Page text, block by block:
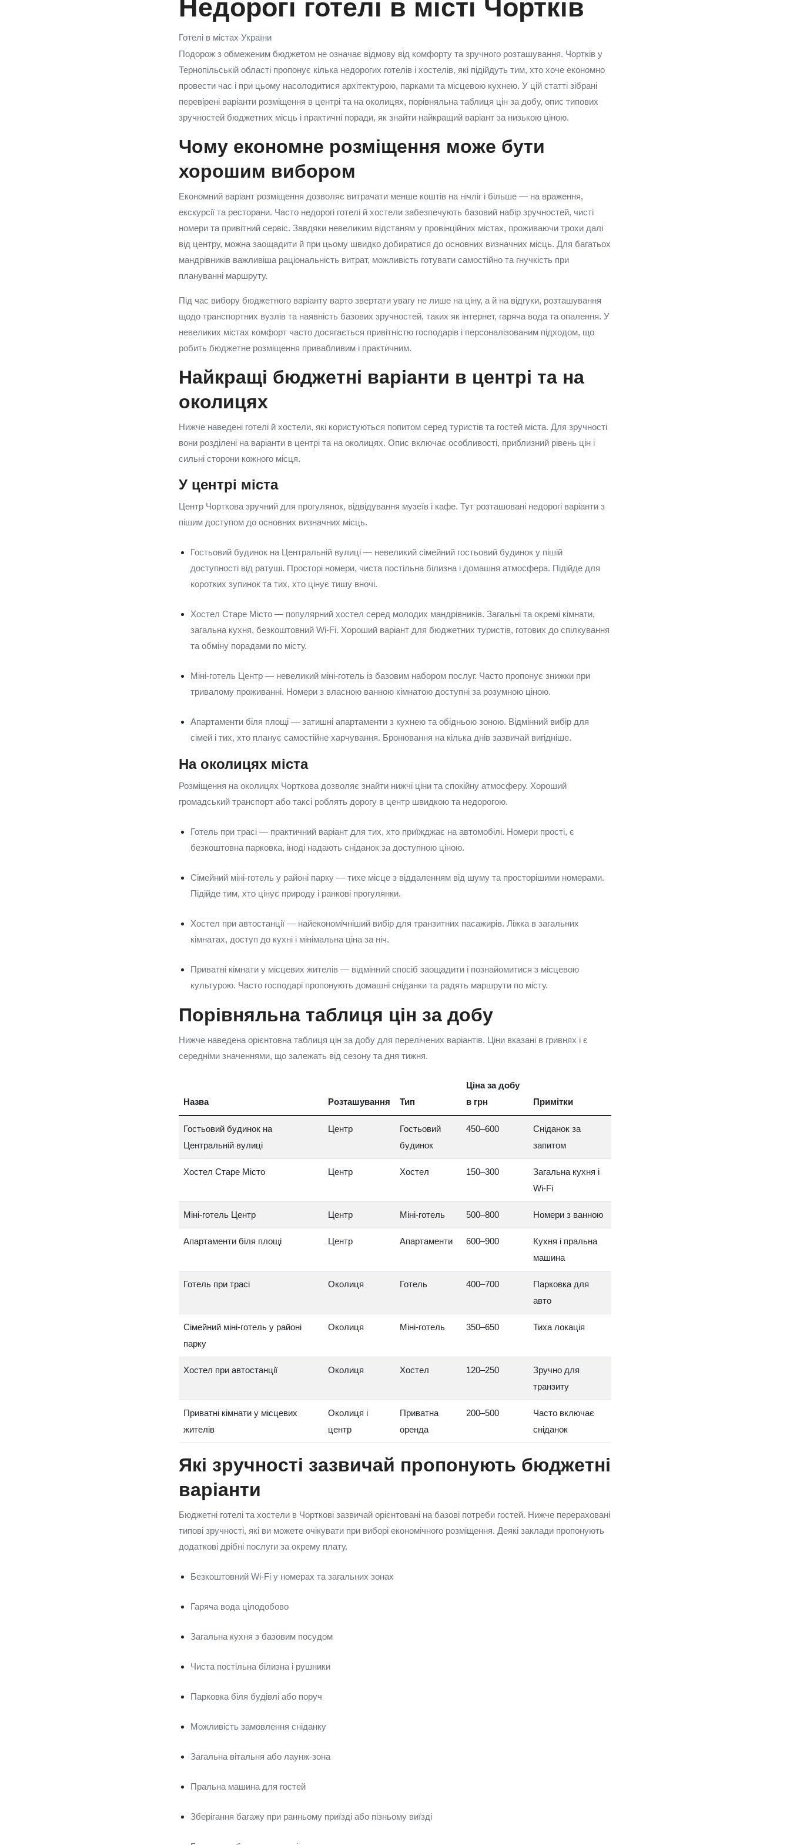
Недорогі готелі в місті Чортків
Готелі в містах України
Подорож з обмеженим бюджетом не означає відмову від комфорту та зручного розташування. Чортків у
Тернопільській області пропонує кілька недорогих готелів і хостелів, які підійдуть тим, хто хоче економно
провести час і при цьому насолодитися архітектурою, парками та місцевою кухнею. У цій статті зібрані
перевірені варіанти розміщення в центрі та на околицях, порівняльна таблиця цін за добу, опис типових
зручностей бюджетних місць і практичні поради, як знайти найкращий варіант за низькою ціною.
Чому економне розміщення може бути
хорошим вибором
Економний варіант розміщення дозволяє витрачати менше коштів на нічліг і більше — на враження,
екскурсії та ресторани. Часто недорогі готелі й хостели забезпечують базовий набір зручностей, чисті
номери та привітний сервіс. Завдяки невеликим відстаням у провінційних містах, проживаючи трохи далі
від центру, можна заощадити й при цьому швидко добиратися до основних визначних місць. Для багатьох
мандрівників важливіша раціональність витрат, можливість готувати самостійно та гнучкість при
плануванні маршруту.
Під час вибору бюджетного варіанту варто звертати увагу не лише на ціну, а й на відгуки, розташування
щодо транспортних вузлів та наявність базових зручностей, таких як інтернет, гаряча вода та опалення. У
невеликих містах комфорт часто досягається привітністю господарів і персоналізованим підходом, що
робить бюджетне розміщення привабливим і практичним.
Найкращі бюджетні варіанти в центрі та на
околицях
Нижче наведені готелі й хостели, які користуються попитом серед туристів та гостей міста. Для зручності
вони розділені на варіанти в центрі та на околицях. Опис включає особливості, приблизний рівень цін і
сильні сторони кожного місця.
У центрі міста
Центр Чорткова зручний для прогулянок, відвідування музеїв і кафе. Тут розташовані недорогі варіанти з
пішим доступом до основних визначних місць.
Гостьовий будинок на Центральній вулиці — невеликий сімейний гостьовий будинок у пішій
доступності від ратуші. Просторі номери, чиста постільна білизна і домашня атмосфера. Підійде для
коротких зупинок та тих, хто цінує тишу вночі.
Хостел Старе Місто — популярний хостел серед молодих мандрівників. Загальні та окремі кімнати,
загальна кухня, безкоштовний Wi‑Fi. Хороший варіант для бюджетних туристів, готових до спілкування
та обміну порадами по місту.
Міні‑готель Центр — невеликий міні‑готель із базовим набором послуг. Часто пропонує знижки при
тривалому проживанні. Номери з власною ванною кімнатою доступні за розумною ціною.
Апартаменти біля площі — затишні апартаменти з кухнею та обідньою зоною. Відмінний вибір для
сімей і тих, хто планує самостійне харчування. Бронювання на кілька днів зазвичай вигідніше.
На околицях міста
Розміщення на околицях Чорткова дозволяє знайти нижчі ціни та спокійну атмосферу. Хороший
громадський транспорт або таксі роблять дорогу в центр швидкою та недорогою.
Готель при трасі — практичний варіант для тих, хто приїжджає на автомобілі. Номери прості, є
безкоштовна парковка, іноді надають сніданок за доступною ціною.
Сімейний міні‑готель у районі парку — тихе місце з віддаленням від шуму та просторішими номерами.
Підійде тим, хто цінує природу і ранкові прогулянки.
Хостел при автостанції — найекономічніший вибір для транзитних пасажирів. Ліжка в загальних
кімнатах, доступ до кухні і мінімальна ціна за ніч.
Приватні кімнати у місцевих жителів — відмінний спосіб заощадити і познайомитися з місцевою
культурою. Часто господарі пропонують домашні сніданки та радять маршрути по місту.
Порівняльна таблиця цін за добу
Нижче наведена орієнтовна таблиця цін за добу для перелічених варіантів. Ціни вказані в гривнях і є
середніми значеннями, що залежать від сезону та дня тижня.
Назва Розташування Тип
Ціна за добу
в грн
Примітки
Гостьовий будинок на
Центральній вулиці
Центр
Гостьовий
будинок
450–600
Сніданок за
запитом
Хостел Старе Місто Центр Хостел 150–300
Загальна кухня і
Wi‑Fi
Міні‑готель Центр Центр Міні‑готель 500–800 Номери з ванною
Апартаменти біля площі Центр Апартаменти 600–900
Кухня і пральна
машина
Готель при трасі Околиця Готель 400–700
Парковка для
авто
Сімейний міні‑готель у районі
парку
Околиця Міні‑готель 350–650 Тиха локація
Хостел при автостанції Околиця Хостел 120–250
Зручно для
транзиту
Приватні кімнати у місцевих
жителів
Околиця і
центр
Приватна
оренда
200–500
Часто включає
сніданок
Які зручності зазвичай пропонують бюджетні
варіанти
Бюджетні готелі та хостели в Чорткові зазвичай орієнтовані на базові потреби гостей. Нижче перераховані
типові зручності, які ви можете очікувати при виборі економічного розміщення. Деякі заклади пропонують
додаткові дрібні послуги за окрему плату.
Безкоштовний Wi‑Fi у номерах та загальних зонах
Гаряча вода цілодобово
Загальна кухня з базовим посудом
Чиста постільна білизна і рушники
Парковка біля будівлі або поруч
Можливість замовлення сніданку
Загальна вітальня або лаунж‑зона
Пральна машина для гостей
Зберігання багажу при ранньому приїзді або пізньому виїзді